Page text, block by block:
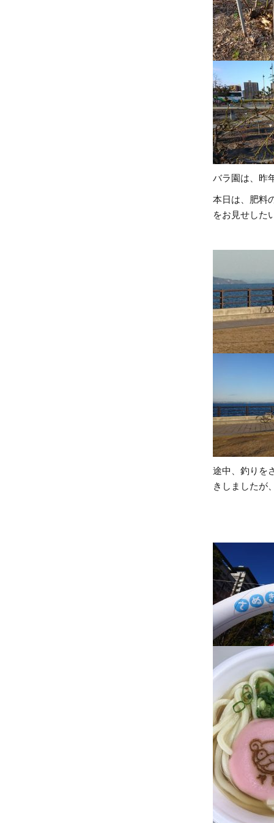
バラ園は、昨
本日は、肥料
をお見せした
途中、釣りを
きしましたが